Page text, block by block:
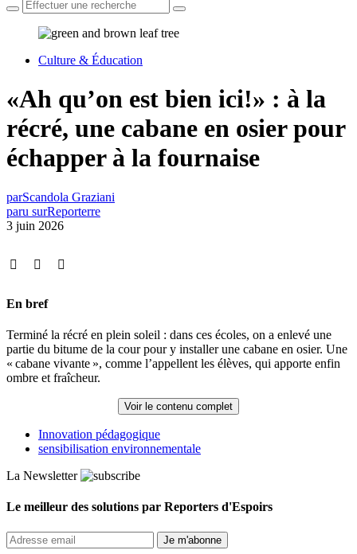
Culture & Éducation
«Ah qu’on est bien ici!» : à la
récré, une cabane en osier pour
échapper à la fournaise
parScandola Graziani
paru surReporterre
3 juin 2026
En bref
Terminé la récré en plein soleil : dans ces écoles, on a enlevé une
partie du bitume de la cour pour y installer une cabane en osier. Une
« cabane vivante », comme l’appellent les élèves, qui apporte enfin
ombre et fraîcheur.
Voir le contenu complet
Innovation pédagogique
sensibilisation environnementale
La Newsletter
Le meilleur des solutions par Reporters d'Espoirs